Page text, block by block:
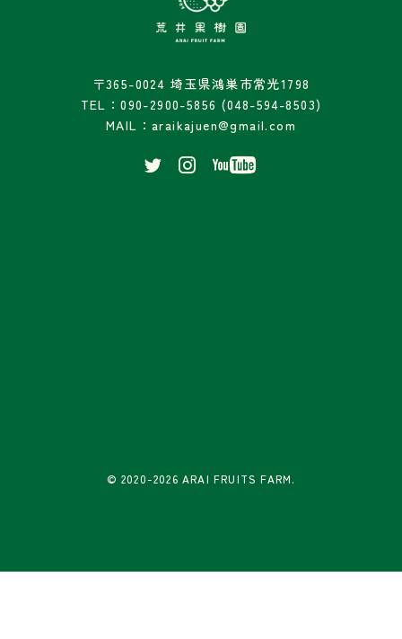
〒365-0024 埼玉県鴻巣市常光1798
TEL：090-2900-5856 (048-594-8503)
MAIL：araikajuen@gmail.com
© 2020-2026 ARAI FRUITS FARM.